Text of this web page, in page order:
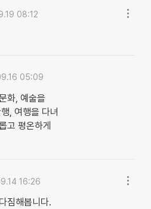
08:12
05:09
화, 예술을
, 여행을 다녀
고 평온하게
16:26
짐해봅니다.